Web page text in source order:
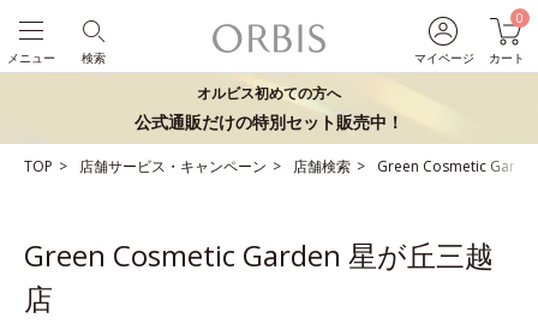
マイページ
0
カート
検索
メニュー
オルビス初めての方へ
公式通販だけの特別セット販売中！
TOP 店舗サービス・キャンペーン 店舗検索 Green Cosmetic
Green Cosmetic Garden 星が丘三越
店